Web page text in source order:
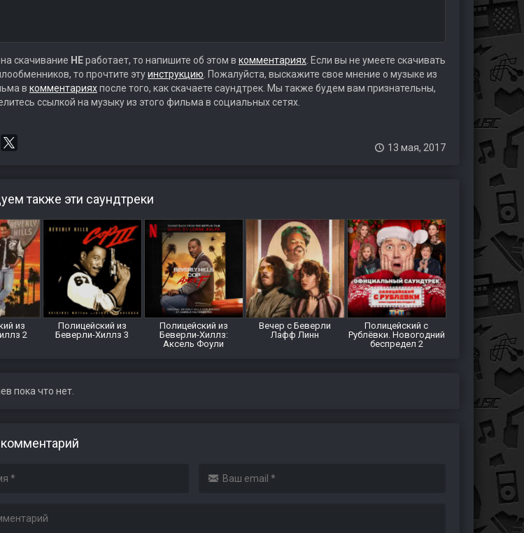
скачивание НЕработает, то напишите об этом в комментариях. Если вы не умеете скачивать
то прочтите этуинструкцию . Пожалуйста, выскажите свое мнение о музыке из
в комментарияхпосле того, как скачаете саундтрек. Мы также будем вам признательны,
ссылкой на музыку из этого фильма в социальных сетях.
13 мая, 2017
также эти саундтреки
из
2
Полицейский из
Беверли-Хиллз 3
Полицейский из
Беверли-Хиллз:
Аксель Фоули
Вечер с Беверли
Лафф Линн
Полицейский с
Рублёвки. Новогодний
беспредел 2
пока что нет.